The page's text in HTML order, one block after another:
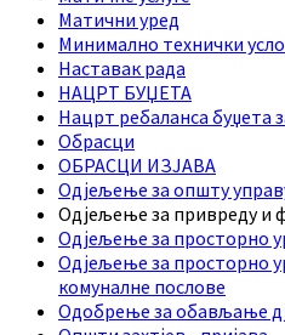
Матични уред
Минимално технички
Наставак рада
НАЦРТ БУЏЕТА
Нацрт ребаланса буџета
Обрасци
ОБРАСЦИ ИЗЈАВА
Одјељење за општу
Одјељење за привреду и
Одјељење за просторно
Одјељење за просторно
комуналне послове
Одобрење за обављање